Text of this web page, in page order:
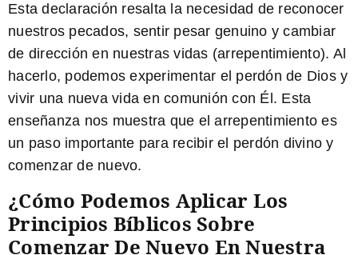
Esta declaración resalta la necesidad de reconocer
nuestros pecados, sentir pesar genuino y cambiar
de dirección en nuestras vidas (arrepentimiento). Al
hacerlo, podemos experimentar el perdón de Dios y
vivir una nueva vida en comunión con Él. Esta
enseñanza nos muestra que el arrepentimiento es
un paso importante para recibir el perdón divino y
comenzar de nuevo.
¿Cómo Podemos Aplicar Los
Principios Bíblicos Sobre
Comenzar De Nuevo En Nuestra